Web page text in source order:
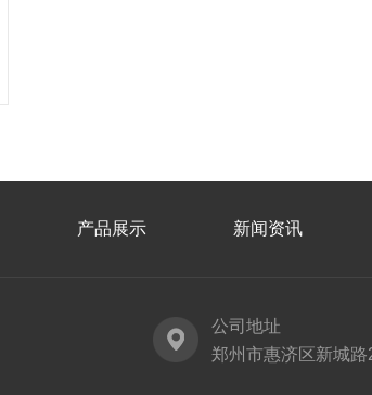
产品展示 新闻资讯
公司地址
郑州市惠济区新城路